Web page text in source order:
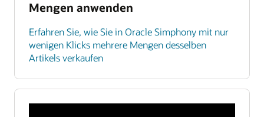
Mengen anwenden
Erfahren Sie, wie Sie in Oracle Simphony mit nur
wenigen Klicks mehrere Mengen desselben
Artikels verkaufen